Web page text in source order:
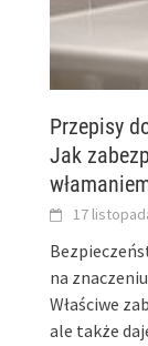
Przepisy
Jak
17
na
Właściwe
ale także